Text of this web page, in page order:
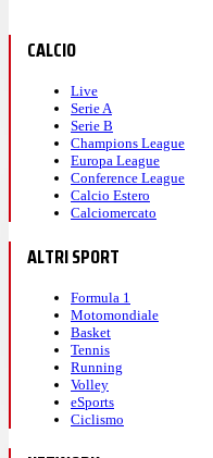
22:35
90' - Sei
Chiffi annunciasei
90' - Spalletti
panchina
CALCIO
Live
Serie A
Serie B
Champions League
Europa League
Conference League
Calcio Estero
Calciomercato
ALTRI SPORT
Formula 1
Motomondiale
Basket
Tennis
Running
Volley
eSports
Ciclismo